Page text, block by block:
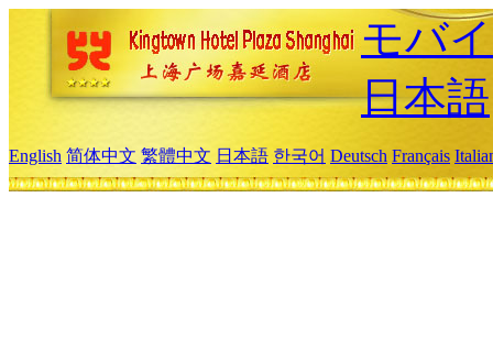
モバ
日本語
English 简体中文 繁體中文 日本語 한국어 Deutsch Français